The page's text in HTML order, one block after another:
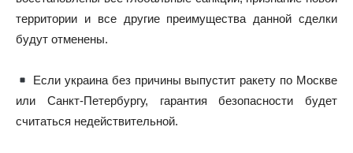
территории и все другие преимущества данной сделки
будут отменены.
Если украина без причины выпустит ракету по Москве
или Санкт-Петербургу, гарантия безопасности будет
считаться недействительной.